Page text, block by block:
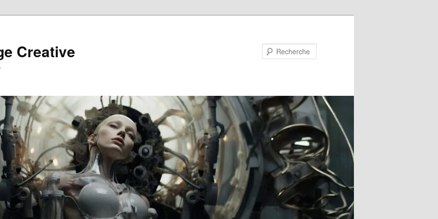
Creative